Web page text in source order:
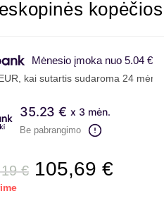
Mėnesio įmoka nuo 5.04 €
sudaroma 24 mėn. terminui,
35.23 € x 3 mėn.
Be pabrangimo
€ 105,69 €